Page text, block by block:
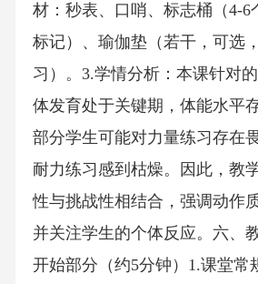
材：秒表、口哨、标志桶（4-6
标记）、瑜伽垫（若干，可选
习）。3.学情分析：本课针对
体发育处于关键期，体能水平
部分学生可能对力量练习存在
耐力练习感到枯燥。因此，教
性与挑战性相结合，强调动作
并关注学生的个体反应。六、
开始部分（约5分钟）1.课堂常